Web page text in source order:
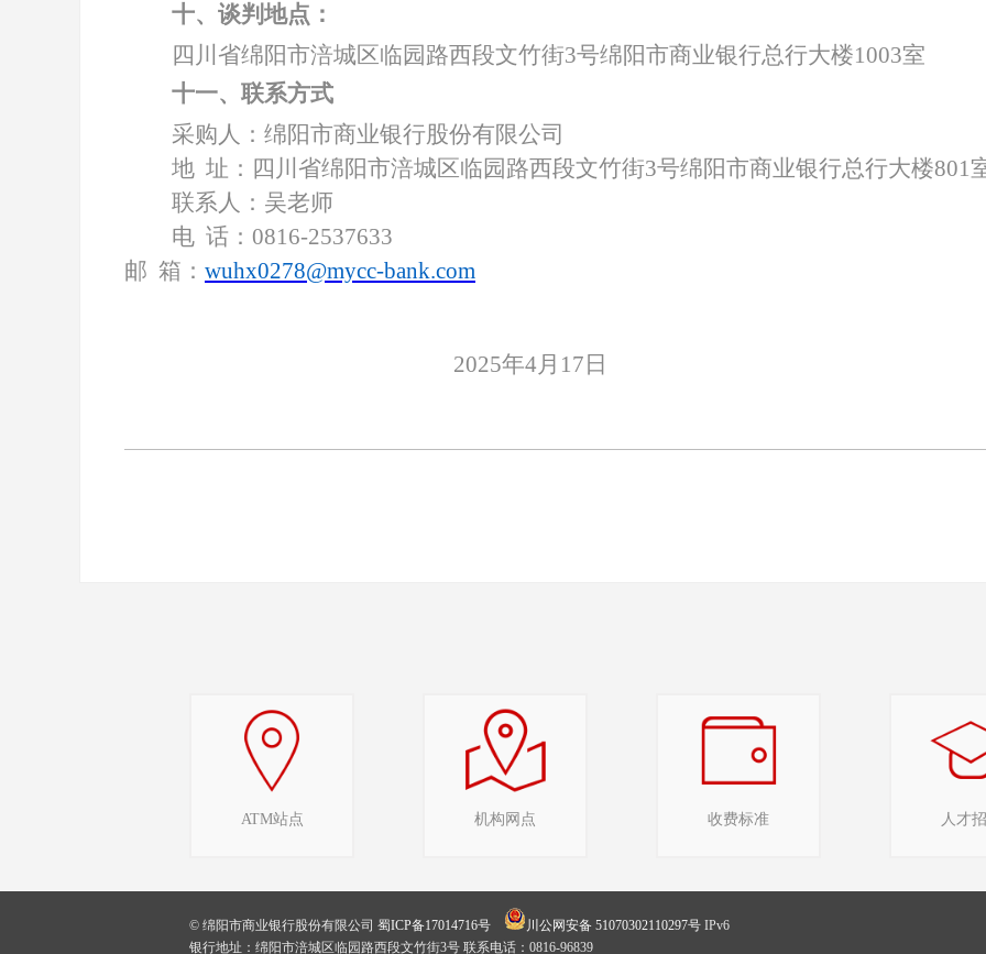
十、谈判地点：
四川省绵阳市涪城区临园路西段文竹街3号绵阳市商业银行总行大楼1003室
十一、联系方式
采购人：绵阳市商业银行股份有限公司
地 址：四川省绵阳市涪城区临园路西段文竹街3号绵阳市商业银行总行大楼801
联系人：吴老师
电 话： 0816-2537633
邮 箱： wuhx0278@mycc-bank.com
2025年4月17日
ATM站点 机构网点 收费标准 人才
© 绵阳市商业银行股份有限公司 蜀ICP备17014716号 川公网安备 51070302110297号 IPv6
银行地址：绵阳市涪城区临园路西段文竹街3号 联系电话：0816-96839